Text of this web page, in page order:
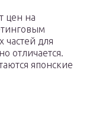
цен на
частей для
отличается.
японские